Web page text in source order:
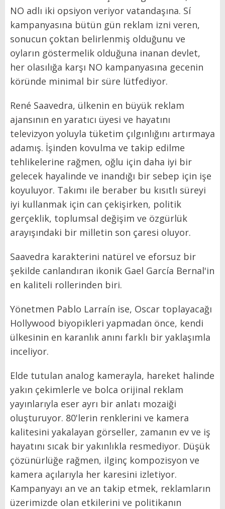
NO adlı iki opsiyon veriyor vatandaşına. Sí
kampanyasına bütün gün reklam izni veren,
sonucun çoktan belirlenmiş olduğunu ve
oyların göstermelik olduğuna inanan devlet,
her olasılığa karşı NO kampanyasına gecenin
köründe minimal bir süre lütfediyor.
René Saavedra, ülkenin en büyük reklam
ajansının en yaratıcı üyesi ve hayatını
televizyon yoluyla tüketim çılgınlığını artırmaya
adamış. İşinden kovulma ve takip edilme
tehlikelerine rağmen, oğlu için daha iyi bir
gelecek hayalinde ve inandığı bir sebep için işe
koyuluyor. Takımı ile beraber bu kısıtlı süreyi
iyi kullanmak için can çekişirken, politik
gerçeklik, toplumsal değişim ve özgürlük
arayışındaki bir milletin son çaresi oluyor.
Saavedra karakterini natürel ve eforsuz bir
şekilde canlandıran ikonik Gael García Bernal'in
en kaliteli rollerinden biri.
Yönetmen Pablo Larraín ise, Oscar toplayacağı
Hollywood biyopikleri yapmadan önce, kendi
ülkesinin en karanlık anını farklı bir yaklaşımla
inceliyor.
Elde tutulan analog kamerayla, hareket halinde
yakın çekimlerle ve bolca orijinal reklam
yayınlarıyla eser ayrı bir anlatı mozaiği
oluşturuyor. 80'lerin renklerini ve kamera
kalitesini yakalayan görseller, zamanın ev ve iş
hayatını sıcak bir yakınlıkla resmediyor. Düşük
çözünürlüğe rağmen, ilginç kompozisyon ve
kamera açılarıyla her karesini izletiyor.
Kampanyayı an ve an takip etmek, reklamların
üzerimizde olan etkilerini ve politikanın